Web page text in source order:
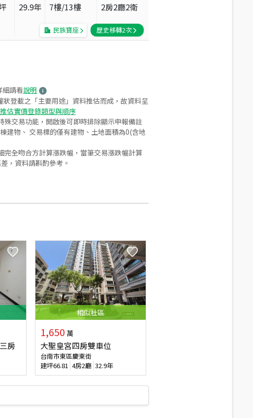
29.9年 7樓/13樓 2房2廳2衛
民族寶座 歷史移轉2次
細請看說明
登載之「主要用途」資料推估而成，故資料呈
估實價登錄類型與順序
交易功能，開啟後可即時排除顯示申報備註
建物、 交易標的僅有建物、土地面積為0(含地
全吻合方計算漲跌幅，當筆交易漲跌幅計算
，資料請斟酌參考。
房
相似社區
1,650 萬
大聖皇宮四房雙車位
台南市東區慶東街
建坪66.81 4房2廳 32.9年